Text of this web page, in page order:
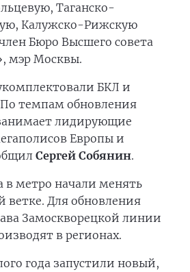
Таганско-
Калужско-Рижскую
Бюро Высшего совета
мэр Москвы.
БКЛ и
темпам обновления
лидирующие
Европы и
Сергей Собянин.
в метро начали менять
ветке. Для обновления
Замоскворецкой линии
в регионах.
года запустили новый,